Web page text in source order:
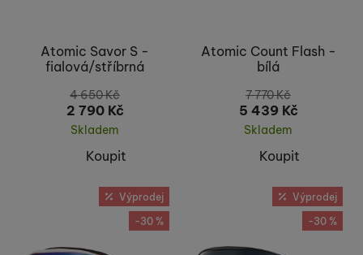
Atomic Savor S -
fialová/stříbrná
4 650Kč
2 790 Kč
Skladem
Koupit
Atomic Count Flash -
bílá
7 770Kč
5 439 Kč
Skladem
Koupit
Výprodej
-30 %
Výprodej
-30 %